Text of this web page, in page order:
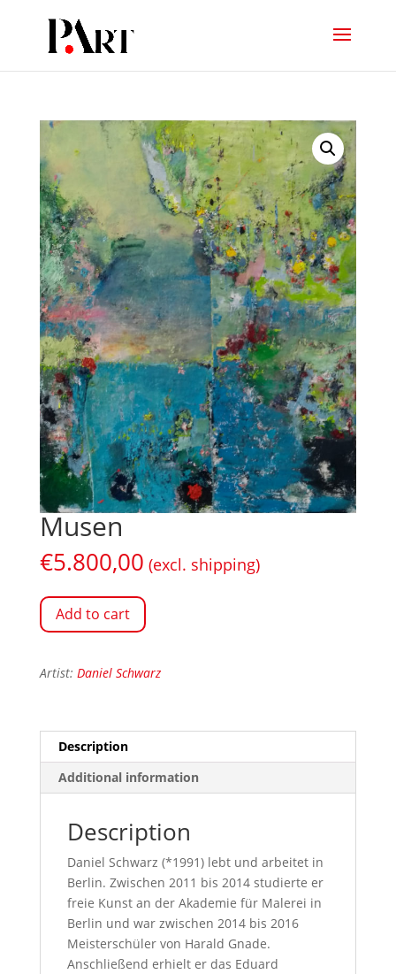
Musen
€5.800,00 (excl. shipping)
Add to cart
Artist: Daniel Schwarz
Description
Additional information
Description
Daniel Schwarz (*1991) lebt und arbeitet in
Berlin. Zwischen 2011 bis 2014 studierte er
freie Kunst an der Akademie für Malerei in
Berlin und war zwischen 2014 bis 2016
Meisterschüler von Harald Gnade.
Anschließend erhielt er das Eduard